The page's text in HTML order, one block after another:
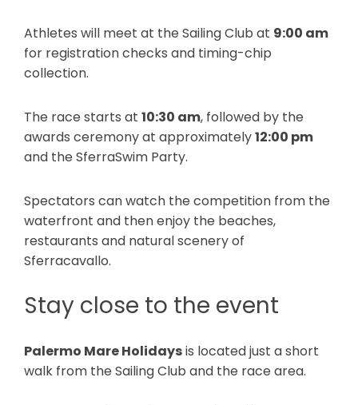
Athletes will meet at the Sailing Club at 9:00 am
for registration checks and timing-chip
collection.
The race starts at 10:30 am, followed by the
awards ceremony at approximately12:00 pm
and the SferraSwim Party.
Spectators can watch the competition from the
waterfront and then enjoy the beaches,
restaurants and natural scenery of
Sferracavallo.
Stay close to the event
Palermo Mare Holidaysis located just a short
walk from the Sailing Club and the race area.